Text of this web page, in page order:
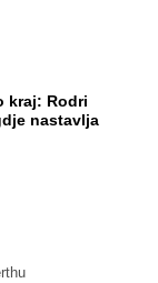
kraj: Rodri
nastavlja